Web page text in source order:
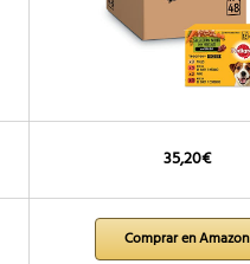
35,20€
Comprar en Amazon